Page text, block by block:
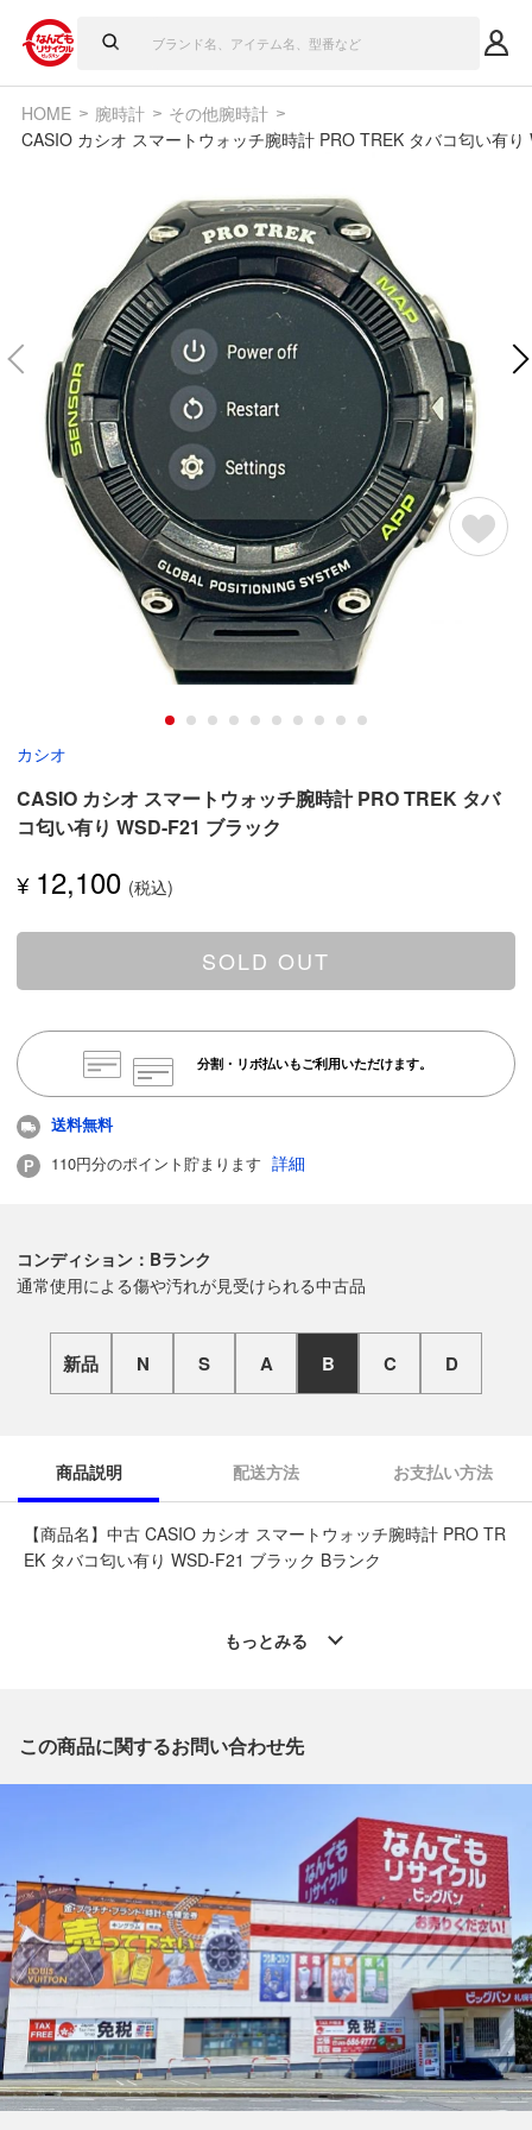
HOME 腕時計
その他腕時計
CASIO カシオ スマートウォッチ腕時計 PRO TREK タバコ匂い有
カシオ
CASIO カシオ スマートウォッチ腕時計 PRO TREK タバ
コ匂い有り WSD-F21 ブラック
¥ 12,100
SOLD OUT
分割・リボ払いもご利用いただけます。
送料無料
110円分のポイント貯まります 詳細
コンディション：Bランク
通常使用による傷や汚れが見受けられる中古品
新品 N S A B C D
商品説明 配送方法 お支払い方法
【商品名】中古 CASIO カシオ スマートウォッチ腕時計 PRO TR
EK タバコ匂い有り WSD-F21 ブラック Bランク
※「なんでもリサイクルビッグバン 公式オンラインストアの出
【店舗内商品コード】1009103096797
【メーカー】CASIO/カシオ
【型番】WSD-F21
【カラー】ブラック
【ベルトカラー】ブラック
【付属品】 USB充電ケーブル
通常使用による傷や汚れが見受けられる中古品
【規格・仕様】
タイプ
もっとみる
この商品に関するお問い合わせ先